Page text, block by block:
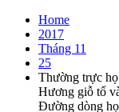
Home
2017
Tháng 11
25
Thường trực
Hương giỗ tổ
Đường dòng